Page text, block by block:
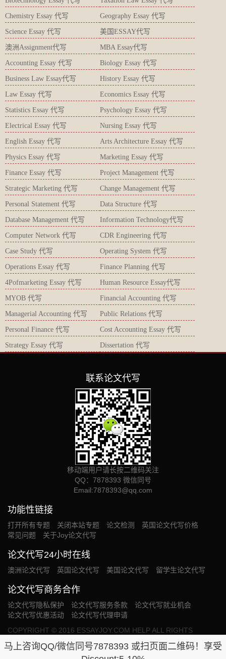
Chemistry Essay 代写 Geography Essay 代写
Science Essay 代写 美国ESSAY代写
澳洲Assignment代写 MBA Essay代写
Accounting Essay 代写 Biology Essay 代写
Business Law Essay代写 History Essay 代写
Law Essay 代写 Economics Essay 代写
Statistics Essay 代写 Psychology Essay 代写
Electrical Essay 代写 Nursing Essay 代写
English Essay 代写 Arts Architecture Essay 代写
Physics Essay 代写 Marketing Essay 代写
Finance Essay 代写 Project Management 代写
Strategic Marketing 代写 Change Management 代写
Personal Statement 代写 Data Structure 代写
Database Management 代写 Information Technology代写
Computer Network 代写 CDR Engineering 代写
Case Study 代写 Operating System 代写
Operations Essay 代写 Finance Planning 代写
4Pofmarketing Essay 代写 Human Resource Essay代写
MYOB 代写 Financial Accounting 代写
Managerial Accounting 代写 Public Relations 代写
Personal Finance 代写 Cost Accounting Essay 代写
Strategy Essay 代写 Dissertation 代写
联系论文代写
移动端用户请长按二维码关注
QQ：7878393 微信同号
Email:7878393@qq.com
功能性链接
打开所有专题 关闭本站专题 论文检测
英国论文代写价格
常见问题
关于Joy论文代写
论文代写24小时在线
澳洲论文代写 英国论文代写 美国论文代写 留学生论文代写
论文代写商务合作
论文代写隐私保护 论文代写服务条款
论文代写就业机会
论文代写优惠活动
论文代写代理申请
COPYRIGHT © 2016 ESSAYJOY.COM HELP ALL RIGHTS
RESERVED. OUR SERVICE PROVIDED WILL BE USED SOLELY
FOR THE PURPOSE OF RESEARCH.网站统计
马上咨询QQ/微信同号7878393 或扫页面二维码！享受